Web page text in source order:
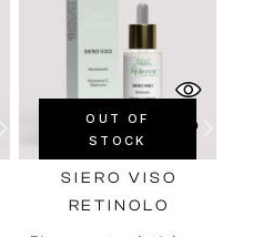
OUT OF
STOCK
SIERO VISO
RETINOLO